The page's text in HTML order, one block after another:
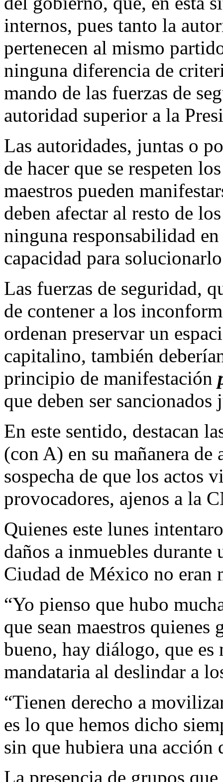
internos, pues tanto la
pertenecen al mismo
ninguna diferencia de
mando de las fuerzas de
autoridad superior a la
Las autoridades, juntas o
de hacer que se respeten
maestros pueden
deben afectar al resto de
ninguna responsabilidad
capacidad para
Las fuerzas de seguridad,
de contener a los
ordenan preservar un
capitalino, también
principio de manifestación
que deben ser
En este sentido, destacan
(con A) en su mañanera de
sospecha de que los actos
provocadores, ajenos a la
Quienes este lunes
daños a inmuebles durante
Ciudad de México no eran
“Yo pienso que hubo
que sean maestros
bueno, hay diálogo, que
mandataria al deslindar a
“Tienen derecho a
es lo que hemos dicho
sin que hubiera una acción
La presencia de grupos